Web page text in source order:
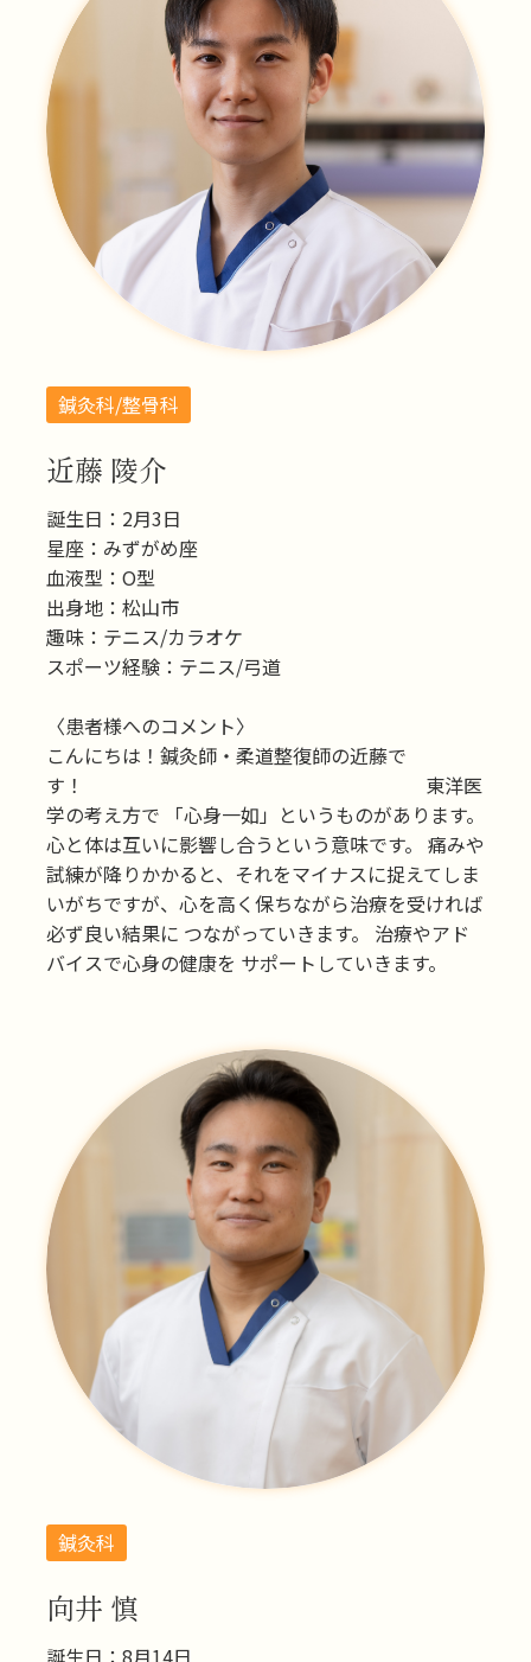
鍼灸科/整骨科
近藤 陵介
誕生日：2月3日
星座：みずがめ座
血液型：O型
出身地：松山市
趣味：テニス/カラオケ
スポーツ経験：テニス/弓道
〈患者様へのコメント〉
こんにちは！鍼灸師・柔道整復師の近藤で
す！ 東洋医
学の考え方で 「心身一如」というものがあります。
心と体は互いに影響し合うという意味です。 痛みや
試練が降りかかると、それをマイナスに捉えてしま
いがちですが、心を高く保ちながら治療を受ければ
必ず良い結果に つながっていきます。 治療やアド
バイスで心身の健康を サポートしていきます。​​​​​​​
鍼灸科
向井 慎
誕生日：8月14日